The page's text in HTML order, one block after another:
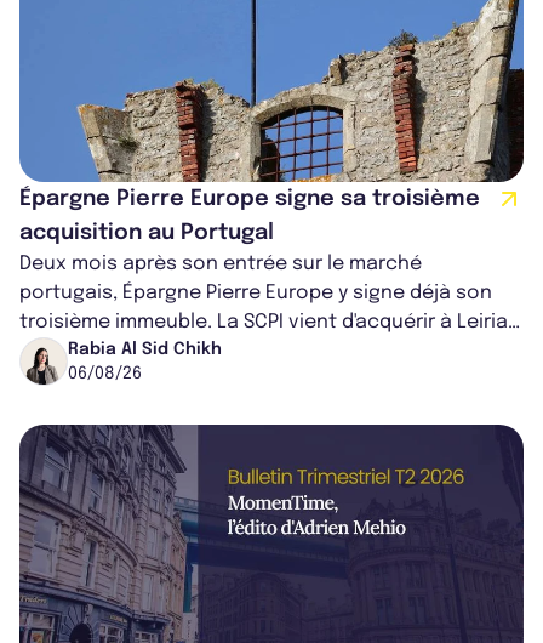
Épargne Pierre Europe signe sa troisième
acquisition au Portugal
Deux mois après son entrée sur le marché
portugais, Épargne Pierre Europe y signe déjà son
troisième immeuble. La SCPI vient d'acquérir à Leiria,
dans le centre du pays, un établis...
Rabia Al Sid Chikh
06/08/26